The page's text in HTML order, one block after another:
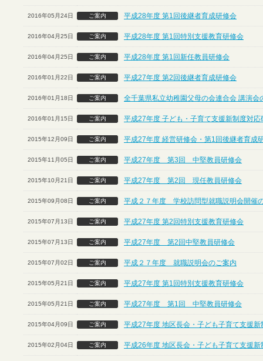
2016年05月24日 ご案内 平成28年度 第1回後継者育成研修会
2016年04月25日 ご案内 平成28年度 第1回特別支援教育研修会
2016年04月25日 ご案内 平成28年度 第1回新任教員研修会
2016年01月22日 ご案内 平成27年度 第2回後継者育成研修会
2016年01月18日 ご案内 全千葉県私立幼稚園父母の会連合会 講演会
2016年01月15日 ご案内 平成27年度 子ども・子育て支援新制度対応
2015年12月09日 ご案内 平成27年度 経営研修会・第1回後継者育成
2015年11月05日 ご案内 平成27年度 第3回 中堅教員研修会
2015年10月21日 ご案内 平成27年度 第2回 現任教員研修会
2015年09月08日 ご案内 平成２７年度 学校訪問型就職説明会開催
2015年07月13日 ご案内 平成27年度 第2回特別支援教育研修会
2015年07月13日 ご案内 平成27年度 第2回中堅教員研修会
2015年07月02日 ご案内 平成２７年度 就職説明会のご案内
2015年05月21日 ご案内 平成27年度 第1回特別支援教育研修会
2015年05月21日 ご案内 平成27年度 第1回 中堅教員研修会
2015年04月09日 ご案内 平成27年度 地区長会・子ども子育て支援
2015年02月04日 ご案内 平成26年度 地区長会・子ども子育て支援